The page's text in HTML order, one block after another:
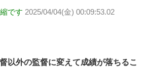
です 2025/04/04(金) 00:09:53.02
以外の監督に変えて成績が落ちるこ